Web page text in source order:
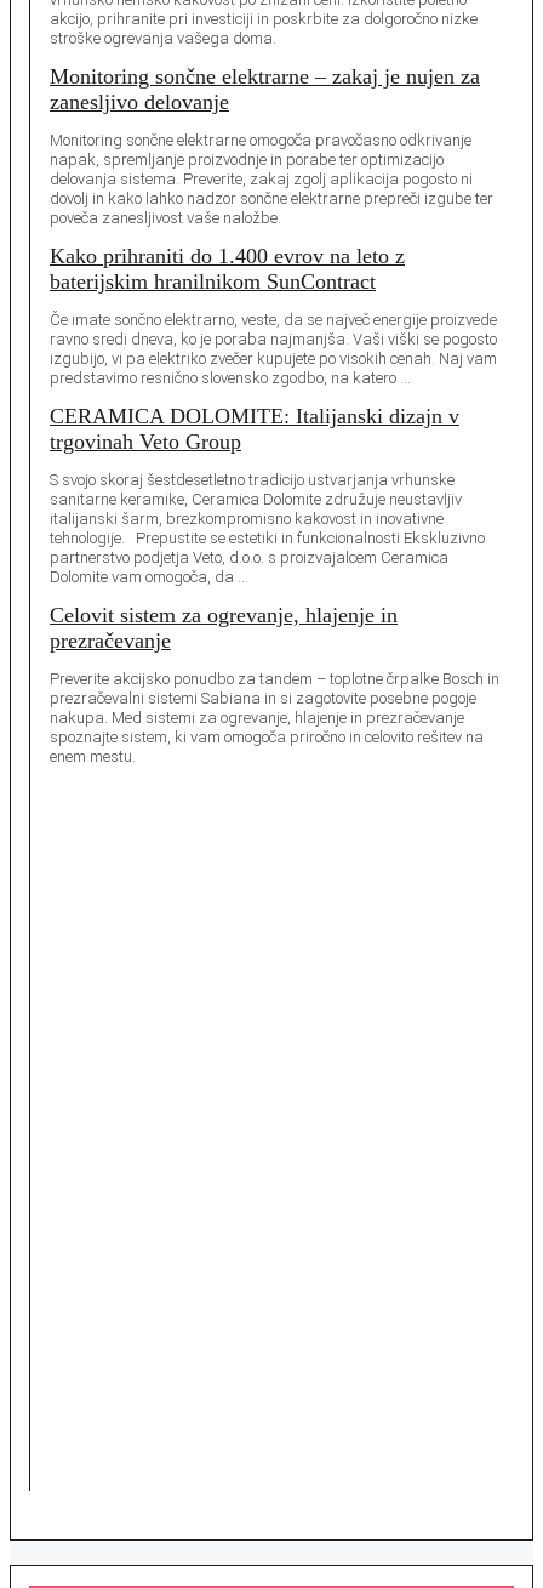
akcijo, prihranite pri investiciji in poskrbite za dolgoročno nizke
stroške ogrevanja vašega doma.
Monitoring sončne elektrarne – zakaj je nujen za
zanesljivo delovanje
Monitoring sončne elektrarne omogoča pravočasno odkrivanje
napak, spremljanje proizvodnje in porabe ter optimizacijo
delovanja sistema. Preverite, zakaj zgolj aplikacija pogosto ni
dovolj in kako lahko nadzor sončne elektrarne prepreči izgube ter
poveča zanesljivost vaše naložbe.
Kako prihraniti do 1.400 evrov na leto z
baterijskim hranilnikom SunContract
Če imate sončno elektrarno, veste, da se največ energije proizvede
ravno sredi dneva, ko je poraba najmanjša. Vaši viški se pogosto
izgubijo, vi pa elektriko zvečer kupujete po visokih cenah. Naj vam
predstavimo resnično slovensko zgodbo, na katero …
CERAMICA DOLOMITE: Italijanski dizajn v
trgovinah Veto Group
S svojo skoraj šestdesetletno tradicijo ustvarjanja vrhunske
sanitarne keramike, Ceramica Dolomite združuje neustavljiv
italijanski šarm, brezkompromisno kakovost in inovativne
tehnologije. Prepustite se estetiki in funkcionalnosti Ekskluzivno
partnerstvo podjetja Veto, d.o.o. s proizvajalcem Ceramica
Dolomite vam omogoča, da …
Celovit sistem za ogrevanje, hlajenje in
prezračevanje
Preverite akcijsko ponudbo za tandem – toplotne črpalke Bosch in
prezračevalni sistemi Sabiana in si zagotovite posebne pogoje
nakupa. Med sistemi za ogrevanje, hlajenje in prezračevanje
spoznajte sistem, ki vam omogoča priročno in celovito rešitev na
enem mestu.